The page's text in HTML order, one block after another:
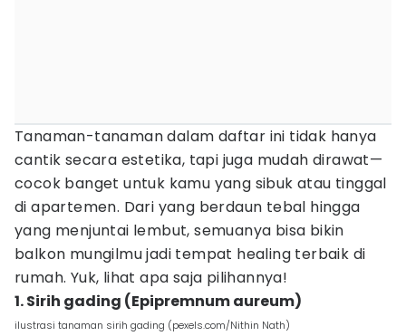
Tanaman-tanaman dalam daftar ini tidak hanya
cantik secara estetika, tapi juga mudah dirawat—
cocok banget untuk kamu yang sibuk atau tinggal
di apartemen. Dari yang berdaun tebal hingga
yang menjuntai lembut, semuanya bisa bikin
balkon mungilmu jadi tempat healing terbaik di
rumah. Yuk, lihat apa saja pilihannya!
1. Sirih gading (Epipremnum aureum)
ilustrasi tanaman sirih gading (pexels.com/Nithin Nath)